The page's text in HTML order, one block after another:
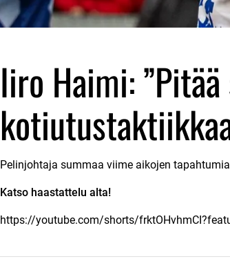
Iiro Haimi:
Pelinjohtaja summaa viime aikojen
Katso haastattelu alta!
https://youtube.com/shorts/